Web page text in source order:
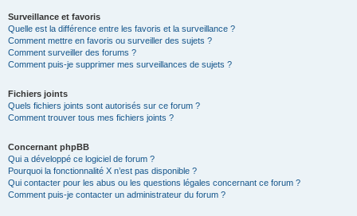
Surveillance et favoris
Quelle est la différence entre les favoris et la surveillance ?
Comment mettre en favoris ou surveiller des sujets ?
Comment surveiller des forums ?
Comment puis-je supprimer mes surveillances de sujets ?
Fichiers joints
Quels fichiers joints sont autorisés sur ce forum ?
Comment trouver tous mes fichiers joints ?
Concernant phpBB
Qui a développé ce logiciel de forum ?
Pourquoi la fonctionnalité X n’est pas disponible ?
Qui contacter pour les abus ou les questions légales concernant ce forum ?
Comment puis-je contacter un administrateur du forum ?